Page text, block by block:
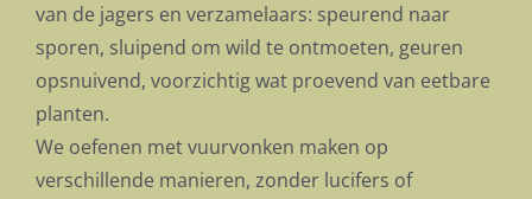
van de jagers en verzamelaars: speurend naar
sporen, sluipend om wild te ontmoeten, geuren
opsnuivend, voorzichtig wat proevend van eetbare
planten.
We oefenen met vuurvonken maken op
verschillende manieren, zonder lucifers of